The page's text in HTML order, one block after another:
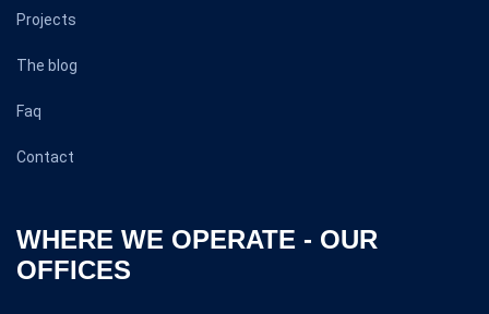
Projects
The blog
Faq
Contact
WHERE WE OPERATE - OUR
OFFICES